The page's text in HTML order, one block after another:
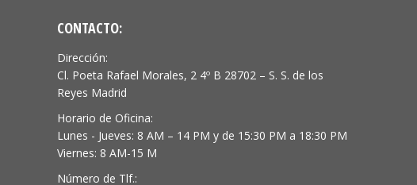
CONTACTO:
Dirección:
Cl. Poeta Rafael Morales, 2 4º B 28702 – S. S. de los
Reyes Madrid
Horario de Oficina:
Lunes - Jueves: 8 AM – 14 PM y de 15:30 PM a 18:30 PM
Viernes: 8 AM-15 M
Número de Tlf.: